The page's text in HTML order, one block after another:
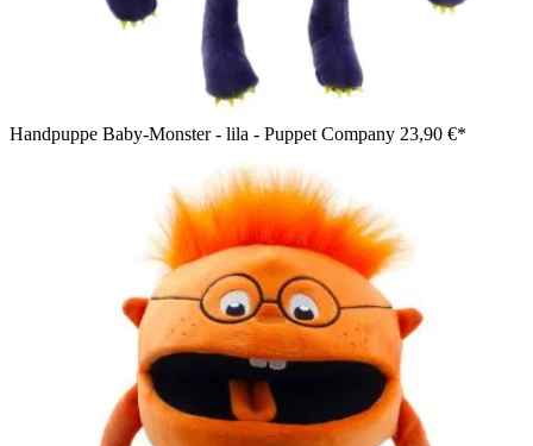
Handpuppe Baby-Monster - lila - Puppet Company 23,90 €*